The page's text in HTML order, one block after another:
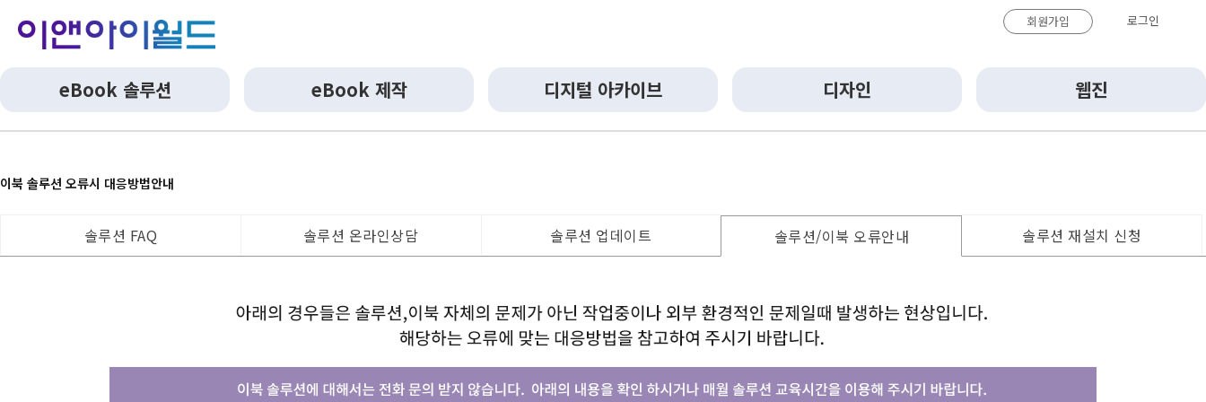
회원가입 로그인
eBook 솔루션 eBook 제작 디지털 아카이브 디자인 웹진
이북 솔루션 오류시 대응방법안내
솔루션 FAQ 솔루션 온라인상담 솔루션 업데이트 솔루션/이북 오류안내 솔루션 재설치 신청